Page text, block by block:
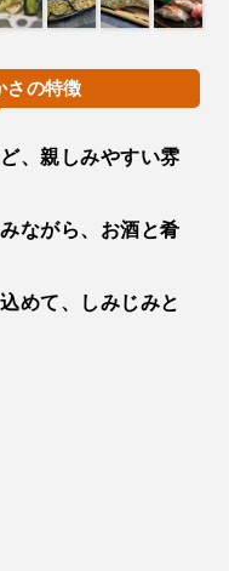
さの特徴
、親しみやすい雰
ながら、お酒と肴
めて、しみじみと